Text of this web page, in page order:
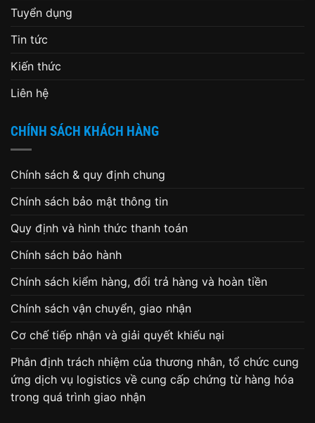
Tuyển dụng
Tin tức
Kiến thức
Liên hệ
CHÍNH SÁCH KHÁCH HÀNG
Chính sách & quy định chung
Chính sách bảo mật thông tin
Quy định và hình thức thanh toán
Chính sách bảo hành
Chính sách kiểm hàng, đổi trả hàng và hoàn tiền
Chính sách vận chuyển, giao nhận
Cơ chế tiếp nhận và giải quyết khiếu nại
Phân định trách nhiệm của thương nhân, tổ chức cung
ứng dịch vụ logistics về cung cấp chứng từ hàng hóa
trong quá trình giao nhận